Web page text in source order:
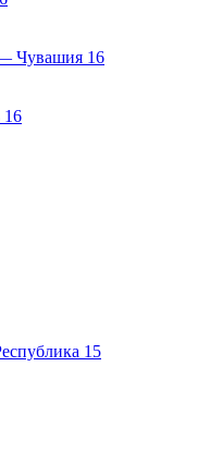
Чувашия 16
16
15